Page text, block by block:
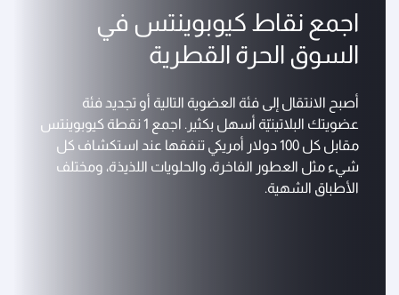
اجمع نقاط كيوبوينتس في
السوق الحرة القطرية
أصبح الانتقال إلى فئة العضوية التالية أو تجديد فئة
عضويتك البلاتينيّة أسهل بكثير. اجمع 1 نقطة كيوبوينتس
مقابل كل 100 دولار أمريكي تنفقها عند استكشاف كل
شيء مثل العطور الفاخرة، والحلويات اللذيذة، ومختلف
الأطباق الشهية.